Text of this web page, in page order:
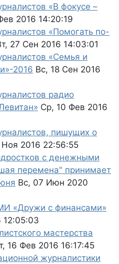
«В фокусе –
2016 14:20:19
«Помогать по-
27 Сен 2016 14:03:01
«Семья и
2016 Вс, 18 Сен 2016
радио
Ср, 10 Фев 2016
пишущих о
2016 22:56:55
с денежными
перемена" принимает
Вс, 07 Июн 2020
«Дружи с финансами»
12:05:03
мастерства
16 Фев 2016 16:17:45
журналистики